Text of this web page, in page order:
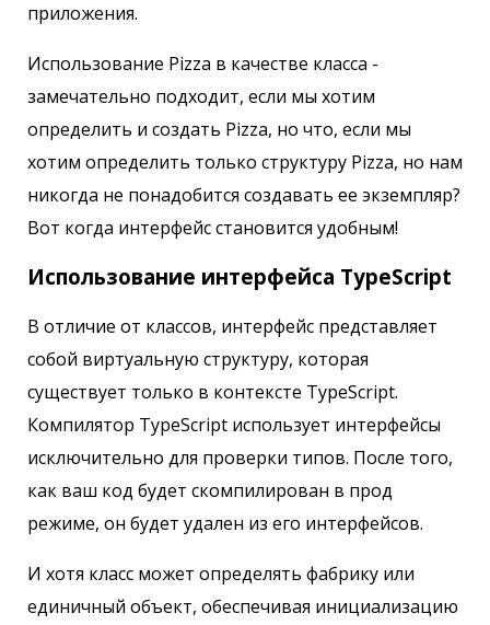
приложения.
Использование Pizza в качестве класса -
замечательно подходит, если мы хотим
определить и создать Pizza, но что, если мы
хотим определить только структуру Pizza, но нам
никогда не понадобится создавать ее экземпляр?
Вот когда интерфейс становится удобным!
Использование интерфейса TypeScript
В отличие от классов, интерфейс представляет
собой виртуальную структуру, которая
существует только в контексте TypeScript.
Компилятор TypeScript использует интерфейсы
исключительно для проверки типов. После того,
как ваш код будет скомпилирован в прод
режиме, он будет удален из его интерфейсов.
И хотя класс может определять фабрику или
единичный объект, обеспечивая инициализацию